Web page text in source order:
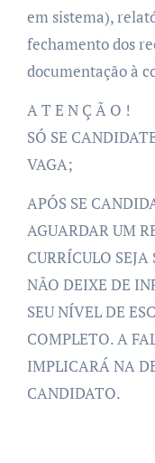
em sistema),
fechamento dos
documentação à
A T E N Ç Ã O !
SÓ SE
VAGA;
APÓS SE
AGUARDAR UM
CURRÍCULO
NÃO DEIXE DE
SEU NÍVEL DE
COMPLETO. A
IMPLICARÁ NA
CANDIDATO.